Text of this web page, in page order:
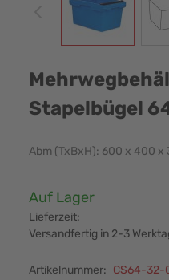
Stapelbügel
Abm (TxBxH): 600 x 400 x
Verfügbarkeit:
Auf Lager
Lieferzeit:
Versandfertig in 2-3
Artikelnummer: CS64-32-